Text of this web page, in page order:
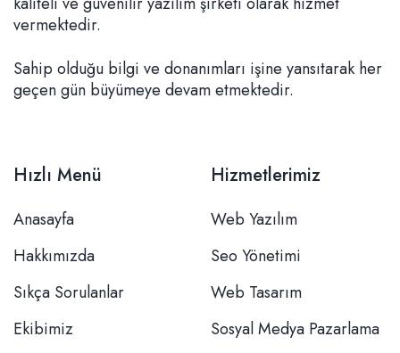
vermektedir.
Sahip olduğu bilgi ve donanımları işine yansıtarak her
geçen gün büyümeye devam etmektedir.
Hızlı Menü
Anasayfa
Hakkımızda
Sıkça Sorulanlar
Ekibimiz
Hizmetlerimiz
Web Yazılım
Seo Yönetimi
Web Tasarım
Sosyal Medya Pazarlama